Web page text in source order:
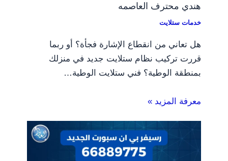
هندي محترف العاصمه
خدمات ستلايت
هل تعاني من انقطاع الإشارة فجأة؟ أو ربما
قررت تركيب نظام ستلايت جديد في منزلك
بمنطقة الوطية؟ فني ستلايت الوطية…
معرفة المزيد »